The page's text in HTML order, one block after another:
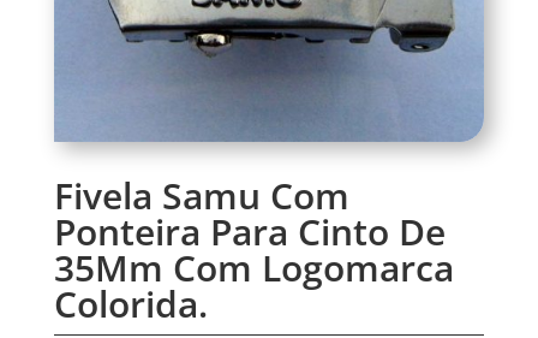
Fivela Samu Com
Ponteira Para Cinto De
35Mm Com Logomarca
Colorida.